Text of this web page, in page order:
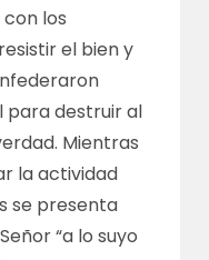
los
el bien y
para destruir al
Mientras
la actividad
se presenta
“a lo suyo